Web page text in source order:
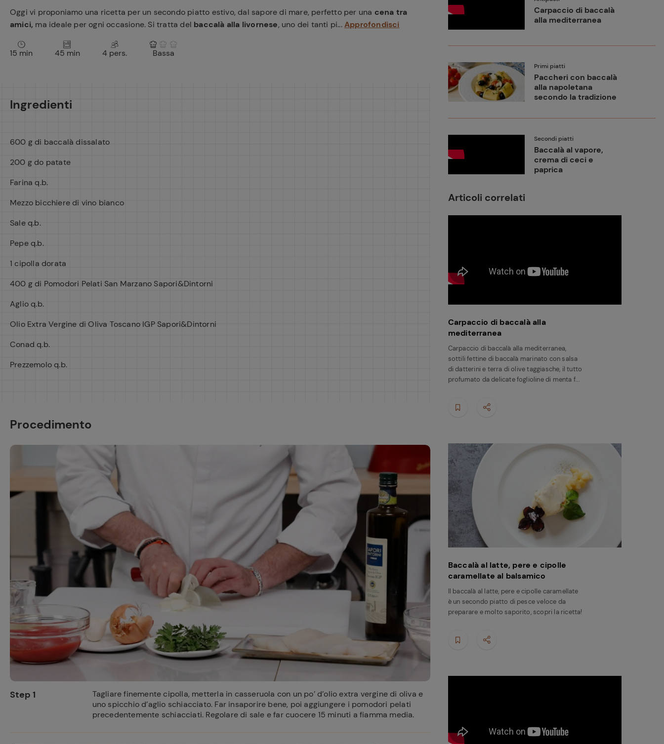
Oggi vi proponiamo una ricetta per un secondo piatto estivo, dal sapore di mare, perfetto per una cena tra
amici, ma ideale per ogni occasione. Si tratta del baccalà alla livornese, uno dei tanti pi... Approfondisci
15 min 45 min 4 pers. Bassa
Ingredienti
600 g di baccalà dissalato
200 g do patate
Farina q.b.
Mezzo bicchiere di vino bianco
Sale q.b.
Pepe q.b.
1 cipolla dorata
400 g di Pomodori Pelati San Marzano Sapori&Dintorni
Aglio q.b.
Olio Extra Vergine di Oliva Toscano IGP Sapori&Dintorni
Conad q.b.
Prezzemolo q.b.
Procedimento
Step 1
Tagliare finemente cipolla, metterla in casseruola con un po’ d’olio extra vergine di oliva e
uno spicchio d’aglio schiacciato. Far insaporire bene, poi aggiungere i pomodori pelati
precedentemente schiacciati. Regolare di sale e far cuocere 15 minuti a fiamma media.
Carpaccio di baccalà
alla mediterranea
Primi piatti
Paccheri con baccalà
alla napoletana
secondo la tradizione
Secondi piatti
Baccalà al vapore,
crema di ceci e
paprica
Articoli correlati
Carpaccio di baccalà alla
mediterranea
Carpaccio di baccalà alla mediterranea,
sottili fettine di baccalà marinato con salsa
di datterini e terra di olive taggiasche, il tutto
profumato da delicate foglioline di menta f...
Baccalà al latte, pere e cipolle
caramellate al balsamico
Il baccalà al latte, pere e cipolle caramellate
è un secondo piatto di pesce veloce da
preparare e molto saporito, scopri la ricetta!
Ricette preferite